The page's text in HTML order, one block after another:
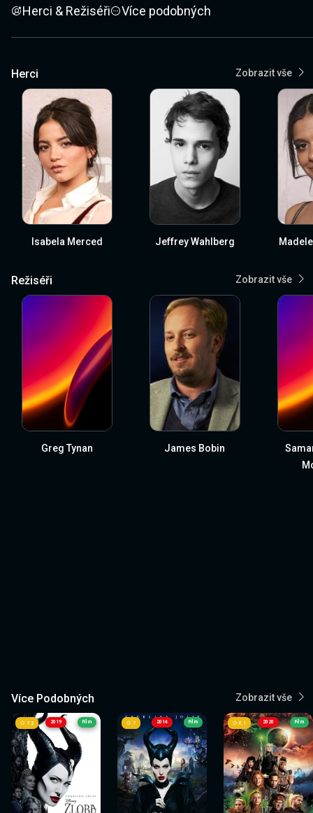
Herci & Režiséři Více podobných
Herci Zobrazit vše
Isabela Merced Jeffrey Wahlberg
Režiséři Zobrazit vše
Greg Tynan James Bobin
Více Podobných Zobrazit vše
2019
7.3 Film 2014
7 Film 2020
6.1 Film